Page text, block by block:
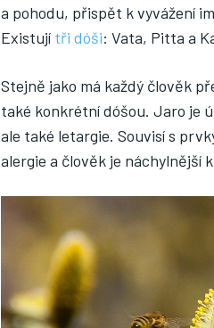
a pohodu, přispět k vyvážení
Existují tři dóši: Vata, Pitta a
Stejně jako má každý člověk
také konkrétní dóšou. Jaro je
ale také letargie. Souvisí s
alergie a člověk je náchylnější